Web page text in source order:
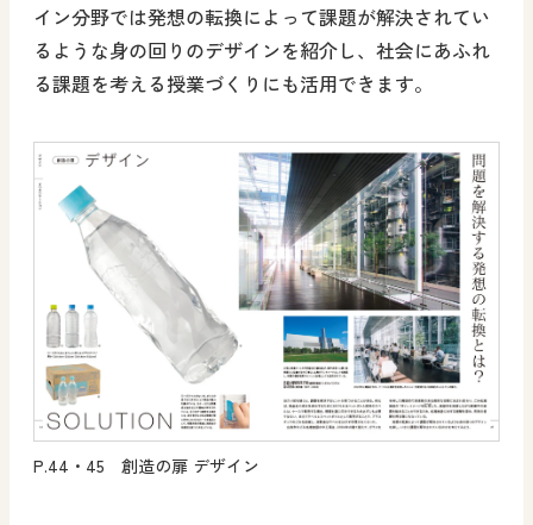
イン分野では発想の転換によって課題が解決されてい
るような身の回りのデザインを紹介し、社会にあふれ
る課題を考える授業づくりにも活用できます。
P.44・45 創造の扉 デザイン